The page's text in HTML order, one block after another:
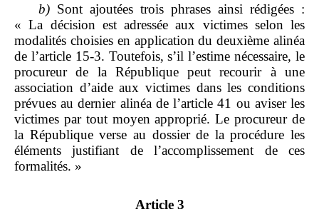
b) Sont ajoutées trois phrases ainsi rédigées :
« La décision est adressée aux victimes selon les
modalités choisies en application du deuxième alinéa
de l’article 15‑3. Toutefois, s’il l’estime nécessaire, le
procureur de la République peut recourir à une
association d’aide aux victimes dans les conditions
prévues au dernier alinéa de l’article 41 ou aviser les
victimes par tout moyen approprié. Le procureur de
la République verse au dossier de la procédure les
éléments justifiant de l’accomplissement de ces
formalités. »
Article 3